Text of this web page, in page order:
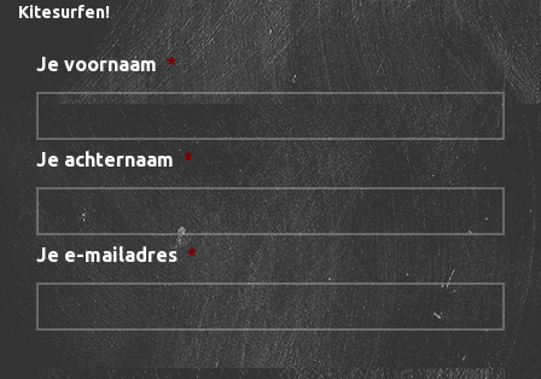
Kitesurfen!
Je voornaam *
Je achternaam *
Je e-mailadres *